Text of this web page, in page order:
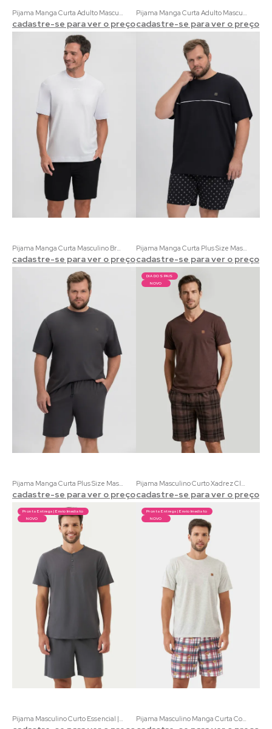
Pijama Manga Curta Adulto Masculino Coordenado Sierra | 100% Algodão Marrom Estampado e Xadrez
cadastre-se para ver o preço
Pijama Manga Curta Adulto Masculino Chumbo e Preto
cadastre-se para ver o preço
Pijama Manga Curta Masculino Branco e Preto
cadastre-se para ver o preço
Pijama Manga Curta Plus Size Masculino Preto com Estampa de Gravataria
cadastre-se para ver o preço
Pijama Manga Curta Plus Size Masculino Azul Marinho e Granito
cadastre-se para ver o preço
DIA DOS PAIS
NOVO
Pijama Masculino Curto Xadrez Clássico | 100% Algodão Marrom e Xadrez
cadastre-se para ver o preço
Pronta Entrega | Envio Imediato
NOVO
Pijama Masculino Curto Essencial | 100% Algodão Chumbo
Pronta Entrega | Envio Imediato
NOVO
Pijama Masculino Manga Curta Coordenado Teddy Bear | Meia Malha Mescla e Estampa Urso Xadrez